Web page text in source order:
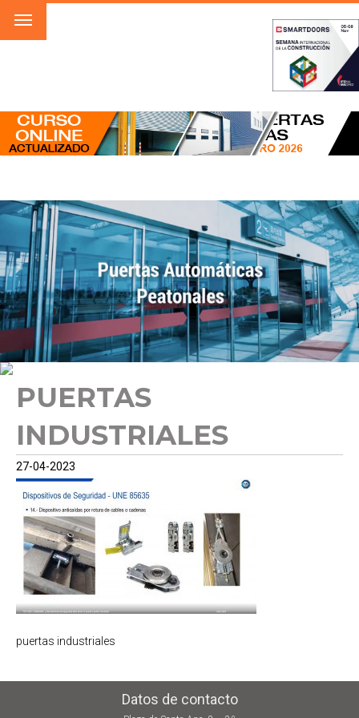
PUERTAS
INDUSTRIALES
27-04-2023
puertas industriales
Datos de contacto